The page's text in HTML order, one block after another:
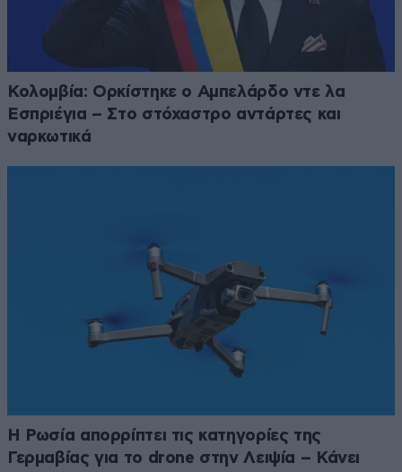
Κολομβία: Ορκίστηκε ο Αμπελάρδο ντε λα
Εσπριέγια – Στο στόχαστρο αντάρτες και
ναρκωτικά
Η Ρωσία απορρίπτει τις κατηγορίες της
Γερμαβίας για το drone στην Λειψία – Κάνει